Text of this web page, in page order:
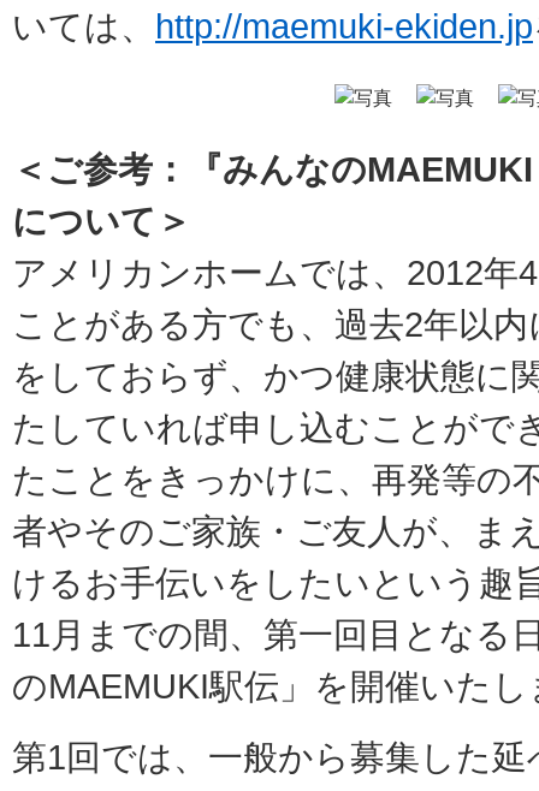
いては、 http://maemuki-ekiden.jp
＜ご参考：『みんなの
について＞
アメリカンホームでは、2012年
ことがある方でも、過去2年以
をしておらず、かつ健康状態に
たしていれば申し込むことがで
たことをきっかけに、再発等の
者やそのご家族・ご友人が、ま
けるお手伝いをしたいという趣
11月までの間、第一回目となる
のMAEMUKI駅伝」を開催いた
第1回では、一般から募集した